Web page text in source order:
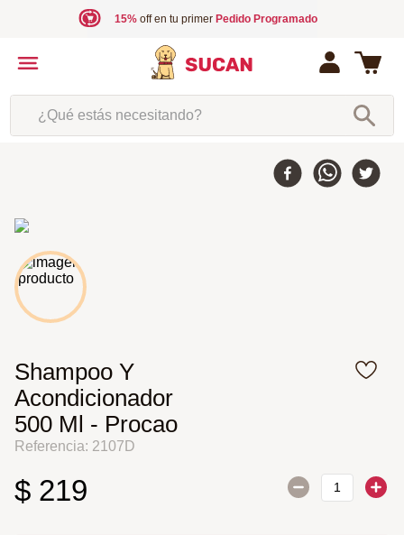
15%off en tu primer Pedido Programado
¿Qué estás necesitando?
Shampoo Y
Acondicionador
500 Ml - Procao
Referencia: 2107D
$ 219